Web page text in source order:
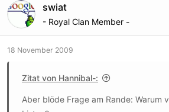
swiat
- Royal Clan Member -
18 November 2009
Zitat von Hannibal-:
Aber blöde Frage am Rande: Warum